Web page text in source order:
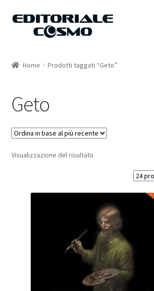
Vai
Vai
Carrello
Il mio account
Home Prodotti taggati “Geto”
Geto
Visualizzazione del risultato